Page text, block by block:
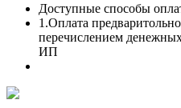
Доступные способы
1.Оплата
перечислением
ИП